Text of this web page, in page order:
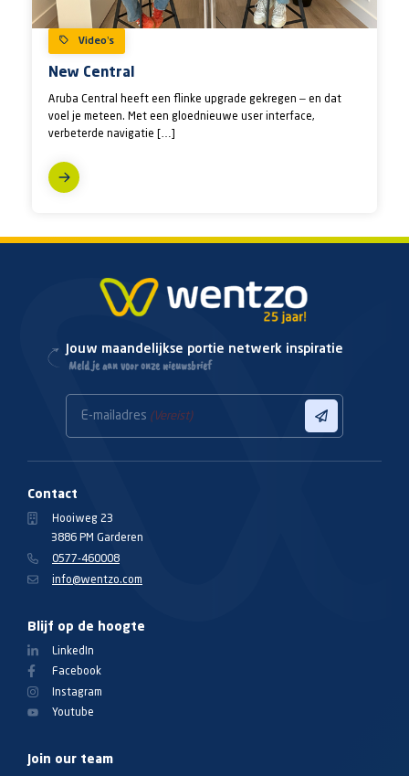
Video’s
New Central
Aruba Central heeft een flinke upgrade gekregen – en dat
voel je meteen. Met een gloednieuwe user interface,
verbeterde navigatie […]
Jouw maandelijkse portie netwerk inspiratie
Meld je aan voor onze nieuwsbrief
E-mailadres (Vereist)
Contact
Hooiweg 23
3886 PM Garderen
0577-460008
info@wentzo.com
Blijf op de hoogte
LinkedIn
Facebook
Instagram
Youtube
Join our team